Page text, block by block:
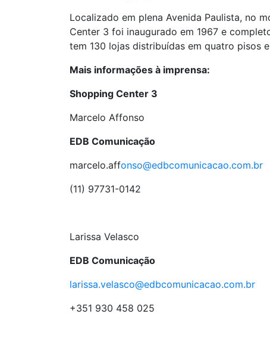
Localizado em plena Avenida Paulista, no
Center 3 foi inaugurado em 1967 e
tem 130 lojas distribuídas em quatro pisos
Mais informações à imprensa:
Shopping Center 3
Marcelo Affonso
EDB Comunicação
marcelo.affonso@edbcomunicacao.com.br
(11) 97731-0142
Larissa Velasco
EDB Comunicação
larissa.velasco@edbcomunicacao.com.br
+351 930 458 025